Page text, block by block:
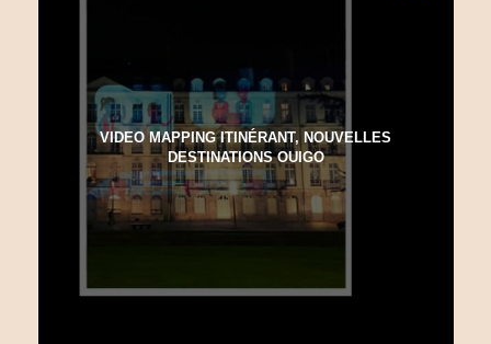
VIDEO MAPPING ITINÉRANT, NOUVELLES
DESTINATIONS OUIGO